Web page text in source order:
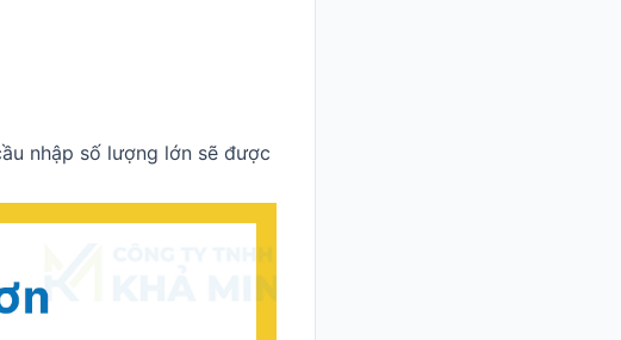
nhập số lượng lớn sẽ được